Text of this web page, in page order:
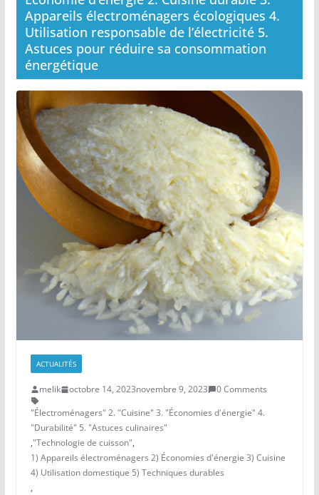
Appareils électroménagers écologiques 4.
Utilisation responsable de l’électricité 5.
Astuces pour réduire sa consommation
énergétique
ACTUALITÉS
melik octobre 14, 2023novembre 9, 2023
0 Comments
"Électroménagers" 2. "Cuisine" 3. "Économies d'énergie" 4.
"Durabilité" 5. "Astuces culinaires"
,"Technologie de cuisson",
1) Appareils électroménagers 2) Économies d'énergie 3) Cuisine
4) Utilisation domestique 5) Techniques durables
,